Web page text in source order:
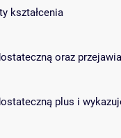
kształcenia
oraz
plus i